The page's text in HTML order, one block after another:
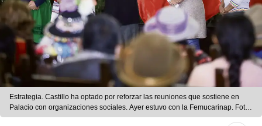
Estrategia. Castillo ha optado por reforzar las reuniones que sostiene en
Palacio con organizaciones sociales. Ayer estuvo con la Femucarinap. Foto:
SEPRES